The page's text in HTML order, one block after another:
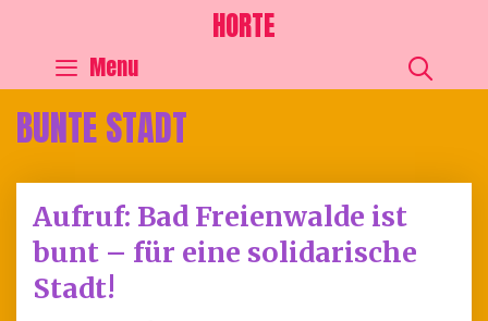
HORTE
Menu
BUNTE STADT
Aufruf: Bad Freienwalde ist
bunt – für eine solidarische
Stadt!